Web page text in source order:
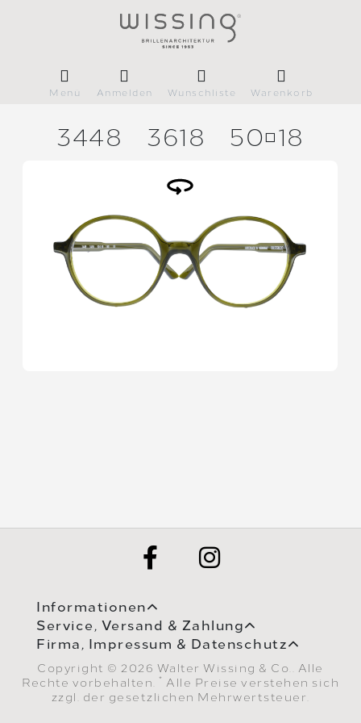
Menü Anmelden Wunschliste Warenkorb
3448 3618 5018
Informationen
Service, Versand & Zahlung
Firma, Impressum & Datenschutz
Copyright © 2026 Walter Wissing & Co.. Alle
Rechte vorbehalten.
* Alle Preise verstehen sich
zzgl. der gesetzlichen Mehrwertsteuer.